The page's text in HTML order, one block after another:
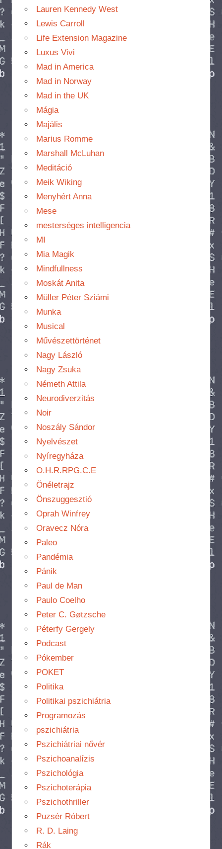
Lauren Kennedy West
Lewis Carroll
Life Extension Magazine
Luxus Vivi
Mad in America
Mad in Norway
Mad in the UK
Mágia
Majális
Marius Romme
Marshall McLuhan
Meditáció
Meik Wiking
Menyhért Anna
Mese
mesterséges intelligencia
MI
Mia Magik
Mindfullness
Moskát Anita
Müller Péter Sziámi
Munka
Musical
Művészettörténet
Nagy László
Nagy Zsuka
Németh Attila
Neurodiverzitás
Noir
Noszály Sándor
Nyelvészet
Nyíregyháza
O.H.R.RPG.C.E
Önéletrajz
Önszuggesztió
Oprah Winfrey
Oravecz Nóra
Paleo
Pandémia
Pánik
Paul de Man
Paulo Coelho
Peter C. Gøtzsche
Péterfy Gergely
Podcast
Pókember
POKET
Politika
Politikai pszichiátria
Programozás
pszichiátria
Pszichiátriai nővér
Pszichoanalízis
Pszichológia
Pszichoterápia
Pszichothriller
Puzsér Róbert
R. D. Laing
Rák